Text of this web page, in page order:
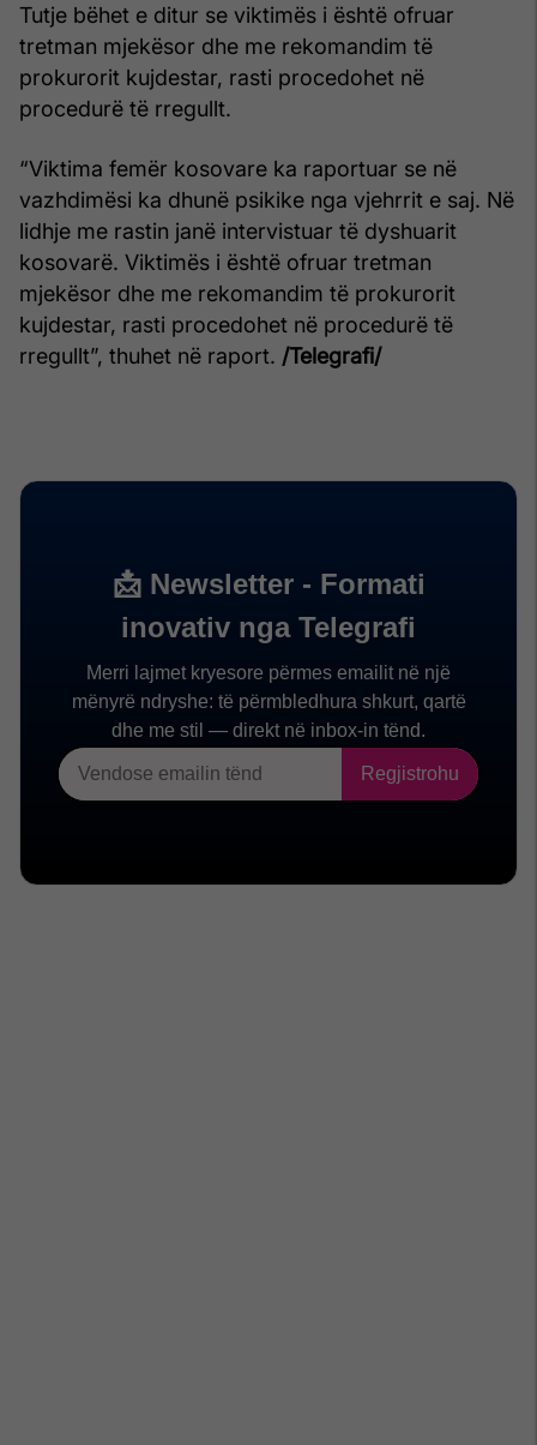
Tutje bëhet e ditur se viktimës i është ofruar
tretman mjekësor dhe me rekomandim të
prokurorit kujdestar, rasti procedohet në
procedurë të rregullt.
“Viktima femër kosovare ka raportuar se në
vazhdimësi ka dhunë psikike nga vjehrrit e saj. Në
lidhje me rastin janë intervistuar të dyshuarit
kosovarë. Viktimës i është ofruar tretman
mjekësor dhe me rekomandim të prokurorit
kujdestar, rasti procedohet në procedurë të
rregullt”, thuhet në raport. /Telegrafi/